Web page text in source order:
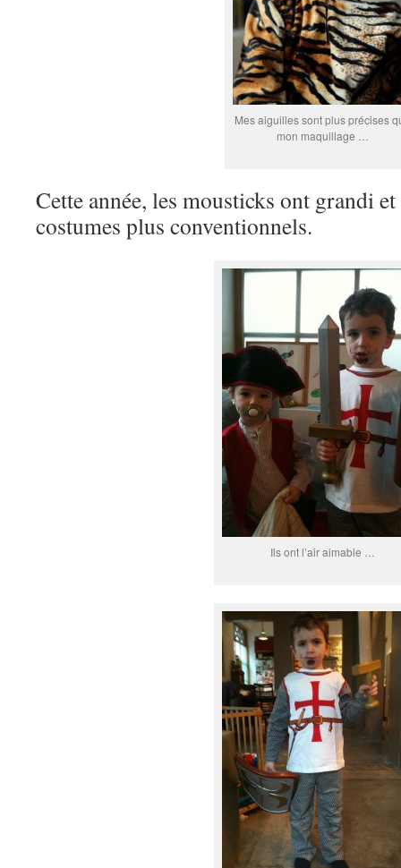
Mes aiguilles sont plus précises
mon maquillage …
Cette année, les mousticks ont grandi
costumes plus conventionnels.
Ils ont l’air aimable …